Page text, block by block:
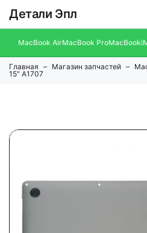
Детали Эпл
MacBook AirMacBook ProMacBook
Главная Магазин запчастей
15" A1707